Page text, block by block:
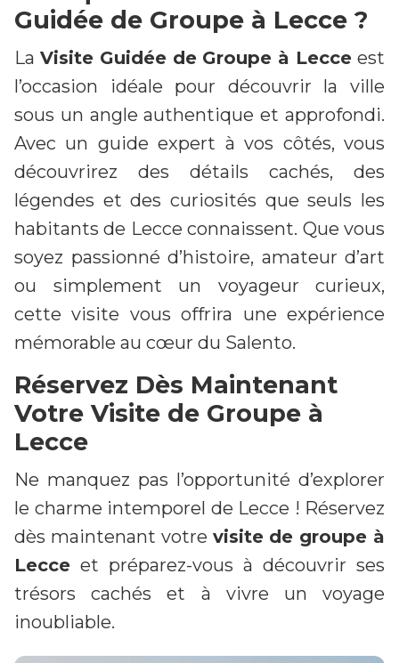
Guidée de Groupe à Lecce ?
La Visite Guidée de Groupe à Lecce est
l’occasion idéale pour découvrir la ville
sous un angle authentique et approfondi.
Avec un guide expert à vos côtés, vous
découvrirez des détails cachés, des
légendes et des curiosités que seuls les
habitants de Lecce connaissent. Que vous
soyez passionné d’histoire, amateur d’art
ou simplement un voyageur curieux,
cette visite vous offrira une expérience
mémorable au cœur du Salento.
Réservez Dès Maintenant
Votre Visite de Groupe à
Lecce
Ne manquez pas l’opportunité d’explorer
le charme intemporel de Lecce ! Réservez
dès maintenant votre visite de groupe à
Lecce et préparez-vous à découvrir ses
trésors cachés et à vivre un voyage
inoubliable.